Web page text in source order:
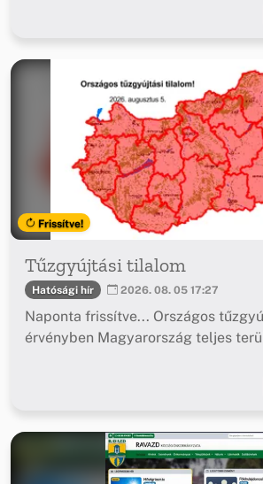
Frissítve!
Tűzgyújtási tilalom
Hatósági hír 2026. 08. 05 17:27
Naponta frissítve... Országos
érvényben Magyarország teljes